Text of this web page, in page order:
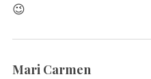
😉
s
Mari Carmen